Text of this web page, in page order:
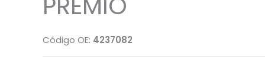
Código OE: 4237082